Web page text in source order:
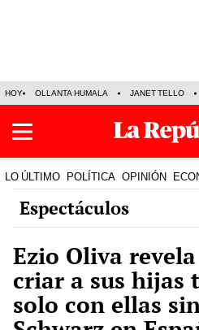
HOY OLLANTA HUMALA JANET TELLO
LO ÚLTIMO POLÍTICA OPINIÓN
Espectáculos
Ezio Oliva
criar a sus hijas
solo con ellas